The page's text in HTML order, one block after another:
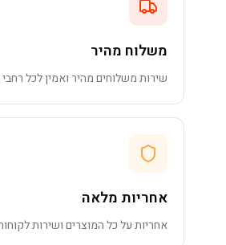
משלוח מהיר
שירות משלוחים מהיר ואמין לכל
אחריות מלאה
אחריות על כל המוצרים ושירות